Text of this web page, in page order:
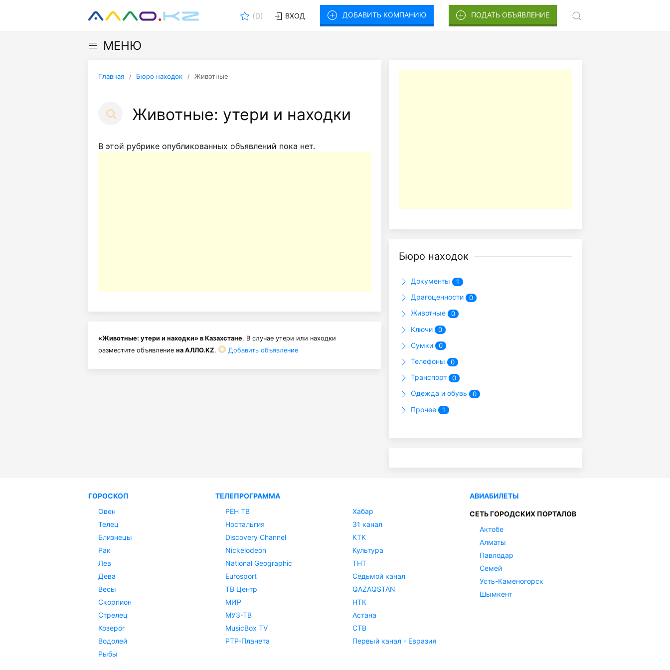
(0) ВХОД ДОБАВИТЬ КОМПАНИЮ ПОДАТЬ ОБЪЯВЛЕНИЕ
МЕНЮ
Главная Бюро находок Животные
Животные: утери и находки
В этой рубрике опубликованных объявлений пока нет.
«Животные: утери и находки» в Казахстане. В случае утери или находки
разместите объявление на АЛЛО.KZ. Добавить объявление
Бюро находок
Документы 1
Драгоценности 0
Животные 0
Ключи 0
Сумки 0
Телефоны 0
Транспорт 0
Одежда и обувь 0
Прочее 1
ГОРОСКОП
Овен
Телец
Близнецы
Рак
Лев
Дева
Весы
Скорпион
Стрелец
Козерог
Водолей
Рыбы
ТЕЛЕПРОГРАММА
РЕН ТВ
Ностальгия
Discovery Channel
Nickelodeon
National Geographic
Eurosport
ТВ Центр
МИР
МУЗ-ТВ
MusicBox TV
РТР-Планета
Хабар
31 канал
КТК
Культура
ТНТ
Седьмой канал
QAZAQSTAN
НТК
Астана
СТВ
Первый канал - Евразия
АВИАБИЛЕТЫ
СЕТЬ ГОРОДСКИХ ПОРТАЛОВ
Актобе
Алматы
Павлодар
Семей
Усть-Каменогорск
Шымкент